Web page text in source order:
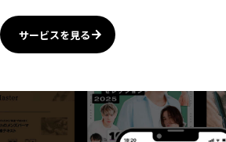
サービスを見る